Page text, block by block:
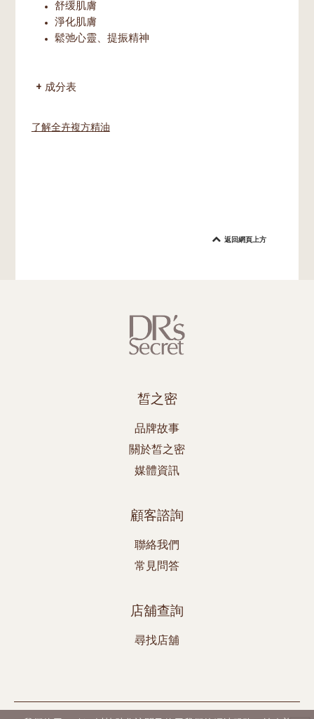
舒缓肌膚
淨化肌膚
鬆弛心靈、提振精神
成分表
了解全卉複方精油
返回網頁上方
皙之密
品牌故事
關於皙之密
媒體資訊
顧客諮詢
聯絡我們
常見問答
店舖查詢
尋找店舖